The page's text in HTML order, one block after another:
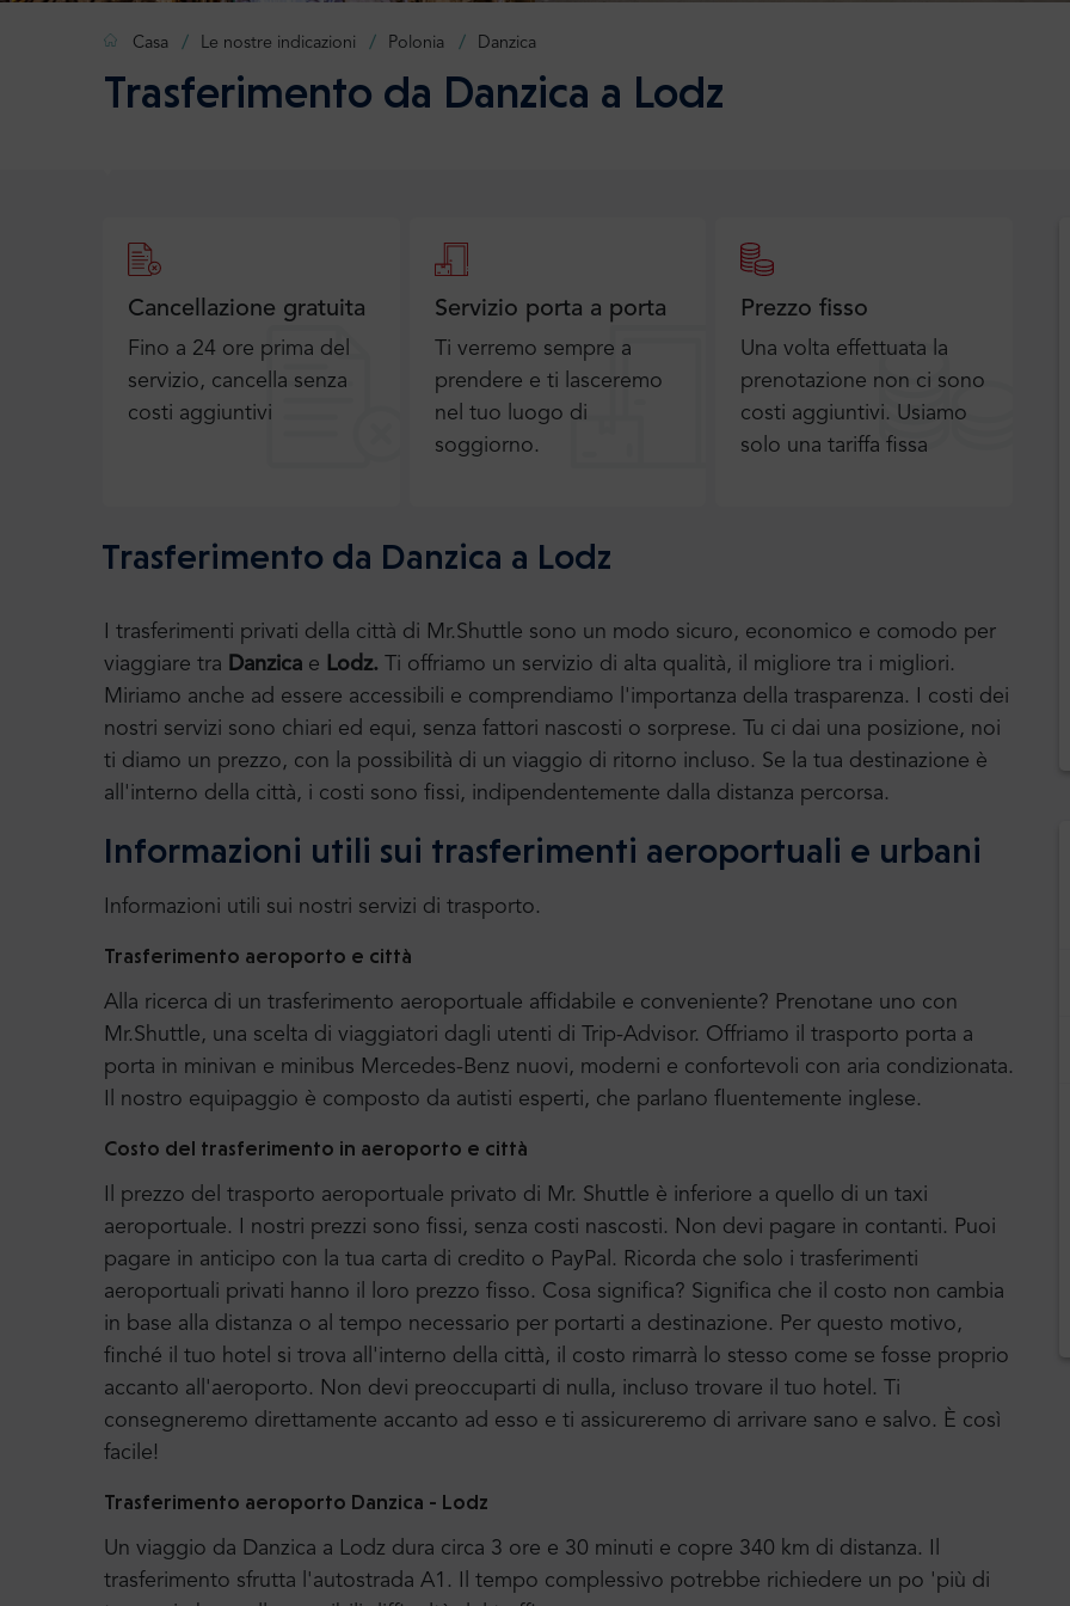
Casa Le nostre indicazioni Polonia Danzica
Trasferimento da Danzica a Lodz
Cancellazione gratuita
Fino a 24 ore prima del
servizio, cancella senza
costi aggiuntivi
Servizio porta a porta
Ti verremo sempre a
prendere e ti lasceremo
nel tuo luogo di
soggiorno.
Prezzo fisso
Una volta effettuata la
prenotazione non ci sono
costi aggiuntivi. Usiamo
solo una tariffa fissa
Trasferimento da Danzica a Lodz
I trasferimenti privati della città di Mr.Shuttle sono un modo sicuro, economico e comodo per
viaggiare tra Danzica e Lodz.
Ti offriamo un servizio di alta qualità, il migliore tra i migliori.
Miriamo anche ad essere accessibili e comprendiamo l'importanza della trasparenza. I costi dei
nostri servizi sono chiari ed equi, senza fattori nascosti o sorprese. Tu ci dai una posizione, noi
ti diamo un prezzo, con la possibilità di un viaggio di ritorno incluso. Se la tua destinazione è
all'interno della città, i costi sono fissi, indipendentemente dalla distanza percorsa.
Informazioni utili sui trasferimenti aeroportuali e urbani
Informazioni utili sui nostri servizi di trasporto.
Trasferimento aeroporto e città
Alla ricerca di un trasferimento aeroportuale affidabile e conveniente? Prenotane uno con
Mr.Shuttle, una scelta di viaggiatori dagli utenti di Trip-Advisor. Offriamo il trasporto porta a
porta in minivan e minibus Mercedes-Benz nuovi, moderni e confortevoli con aria condizionata.
Il nostro equipaggio è composto da autisti esperti, che parlano fluentemente inglese.
Costo del trasferimento in aeroporto e città
Il prezzo del trasporto aeroportuale privato di Mr. Shuttle è inferiore a quello di un taxi
aeroportuale. I nostri prezzi sono fissi, senza costi nascosti. Non devi pagare in contanti. Puoi
pagare in anticipo con la tua carta di credito o PayPal. Ricorda che solo i trasferimenti
aeroportuali privati hanno il loro prezzo fisso. Cosa significa? Significa che il costo non cambia
in base alla distanza o al tempo necessario per portarti a destinazione. Per questo motivo,
finché il tuo hotel si trova all'interno della città, il costo rimarrà lo stesso come se fosse proprio
accanto all'aeroporto. Non devi preoccuparti di nulla, incluso trovare il tuo hotel. Ti
consegneremo direttamente accanto ad esso e ti assicureremo di arrivare sano e salvo. È così
facile!
Trasferimento aeroporto Danzica - Lodz
Un viaggio da Danzica a Lodz dura circa 3 ore e 30 minuti e copre 340 km di distanza. Il
trasferimento sfrutta l'autostrada A1. Il tempo complessivo potrebbe richiedere un po 'più di